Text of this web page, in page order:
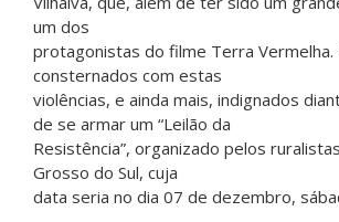
um dos
protagonistas do filme Terra Vermelha.
consternados com estas
violências, e ainda mais, indignados
de se armar um “Leilão da
Resistência”, organizado pelos
Grosso do Sul, cuja
data seria no dia 07 de dezembro,